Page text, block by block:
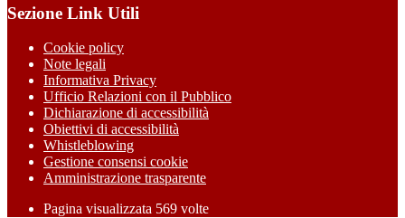
Sezione Link Utili
Cookie policy
Note legali
Informativa Privacy
Ufficio Relazioni con il Pubblico
Dichiarazione di accessibilità
Obiettivi di accessibilità
Whistleblowing
Gestione consensi cookie
Amministrazione trasparente
Pagina visualizzata 569 volte